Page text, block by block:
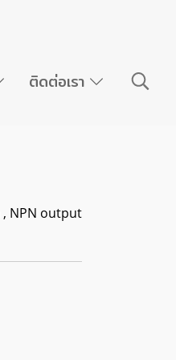
ติดต่อเรา
, NPN output